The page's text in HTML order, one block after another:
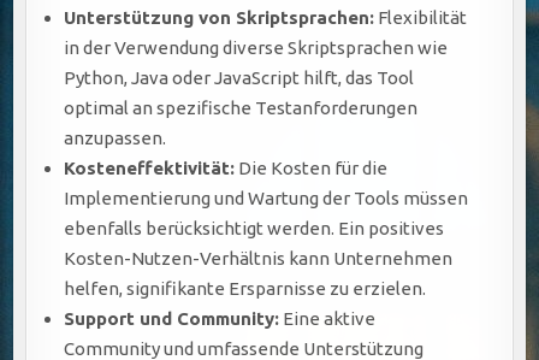
Unterstützung von Skriptsprachen: Flexibilität
in der Verwendung diverse Skriptsprachen wie
Python, Java oder JavaScript hilft, das Tool
optimal an spezifische Testanforderungen
anzupassen.
Kosteneffektivität: Die Kosten für die
Implementierung und Wartung der Tools müssen
ebenfalls berücksichtigt werden. Ein positives
Kosten-Nutzen-Verhältnis kann Unternehmen
helfen, signifikante Ersparnisse zu erzielen.
Support und Community: Eine aktive
Community und umfassende Unterstützung